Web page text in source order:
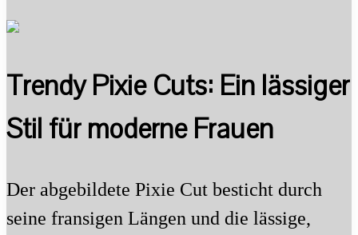
Trendy Pixie Cuts: Ein lässiger
Stil für moderne Frauen
Der abgebildete Pixie Cut besticht durch
seine fransigen Längen und die lässige,